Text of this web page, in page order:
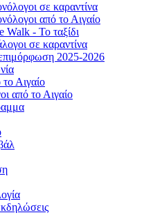
σε καραντίνα
από το Αιγαίο
Walk - Το ταξίδι
σε καραντίνα
2025-2026
Αιγαίο
από το Αιγαίο